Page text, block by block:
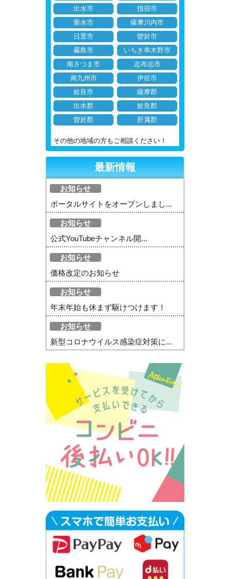
出水市
指宿市
垂水市
薩摩川内市
日置市
曽於市
霧島市
いちき串木野市
南さつま市
志布志市
南九州市
伊佐市
姶良市
薩摩郡
出水郡
姶良郡
曽於郡
肝属郡
その他の地域の方もご相談ください！
最新情報
お知らせ
ポータルサイトをオープンしまし...
お知らせ
公式YouTubeチャンネル開...
お知らせ
価格改定のお知らせ
お知らせ
年末年始も休まず駆けつけます！
お知らせ
新型コロナウイルス感染症対策に...